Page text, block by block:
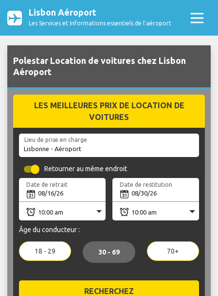
Lisbon Aéroport
Les Services et Informations essentiels de l’aéroport
Polestar Location de voitures chez Lisbon
Aéroport
LES MEILLEURES PRIX DE LOCATION DE
VOITURES
Lieu de prise en charge
Retourner au même endroit
Date de retrait Date de restitution
Âge du conducteur :
18 - 29 30 - 69 70+
RECHERCHEZ